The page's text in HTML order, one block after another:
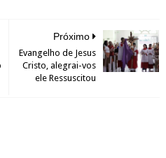
Próximo
Evangelho de Jesus
Cristo, alegrai-vos
ele Ressuscitou